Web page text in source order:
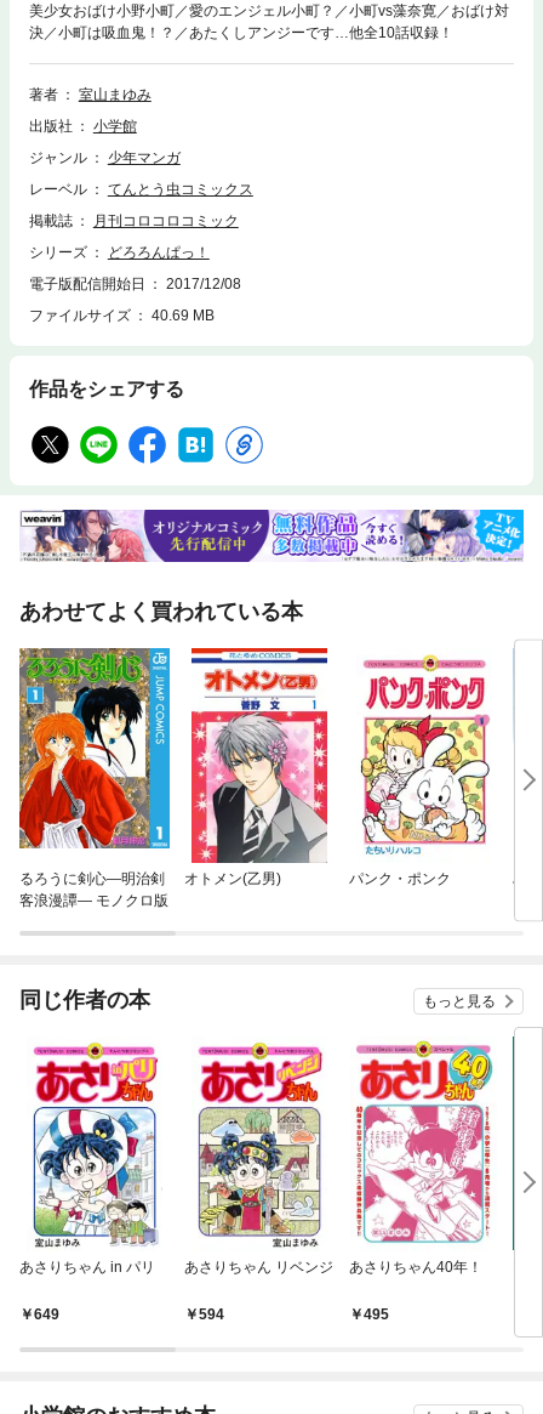
美少女おばけ小野小町／愛のエンジェル小町？／小町vs藻奈寛／おばけ対
決／小町は吸血鬼！？／あたくしアンジーです…他全10話収録！
著者
室山まゆみ
出版社
小学館
ジャンル
少年マンガ
レーベル
てんとう虫コミックス
掲載誌
月刊コロコロコミック
シリーズ
どろろんぱっ！
電子版配信開始日
2017/12/08
ファイルサイズ
40.69 MB
作品をシェアする
あわせてよく買われている本
るろうに剣心—明治剣
客浪漫譚— モノクロ版
オトメン(乙男) パンク・ポンク み
同じ作者の本 もっと見る
あさりちゃん in パリ
649
あさりちゃん リベンジ
594
あさりちゃん40年！
495